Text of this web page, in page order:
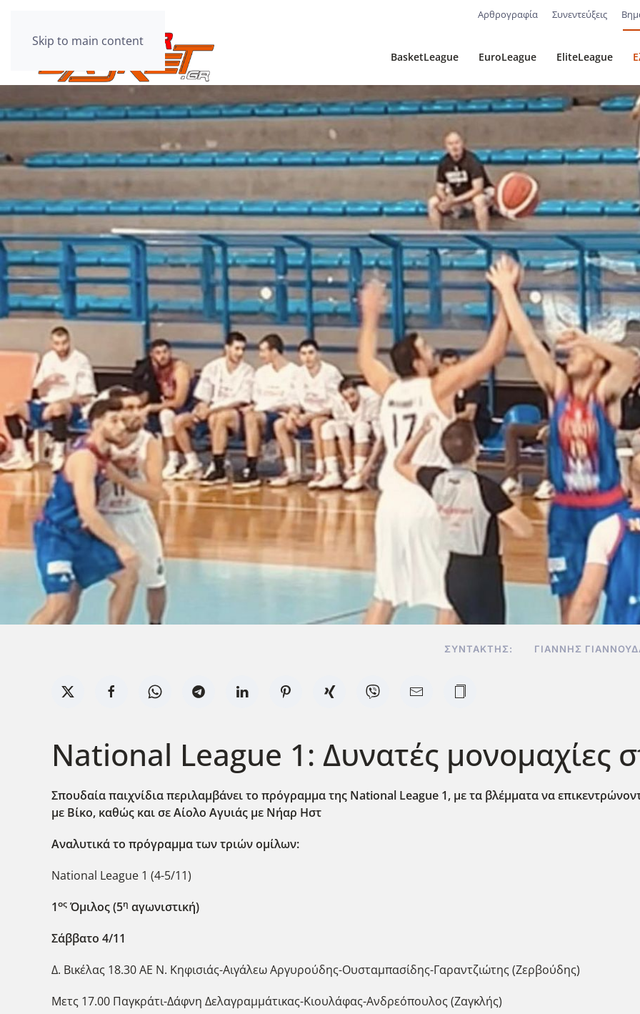
Skip to main content
Αρθρογραφία Συνεντεύξεις
BasketLeague EuroLeague EliteLeague
ΣΥΝΤΆΚΤΗΣ: ΓΙΆΝΝΗΣ
National League 1: Δυνατές μονομαχίες
Σπουδαία παιχνίδια περιλαμβάνει το πρόγραμμα της National League 1, με τα βλέμματα να
με Βίκο, καθώς και σε Αίολο Αγυιάς με Νήαρ Ηστ
Αναλυτικά το πρόγραμμα των τριών ομίλων:
National League 1 (4-5/11)
1ος Όμιλος (5η αγωνιστική)
Σάββατο 4/11
Δ. Βικέλας 18.30 ΑΕ Ν. Κηφισιάς-Αιγάλεω Αργυρούδης-Ουσταμπασίδης-Γαραντζιώτης (Ζερβούδης)
Μετς 17.00 Παγκράτι-Δάφνη Δελαγραμμάτικας-Κιουλάφας-Ανδρεόπουλος (Ζαγκλής)